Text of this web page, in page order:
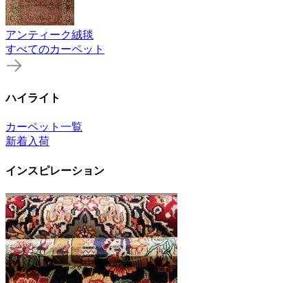
アンティーク絨毯
すべてのカーペット
ハイライト
カーペット一覧
新着入荷
インスピレーション